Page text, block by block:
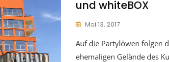
und whiteBOX
Mai 13, 2017
Auf die Partylöwen folgen
ehemaligen Gelände des